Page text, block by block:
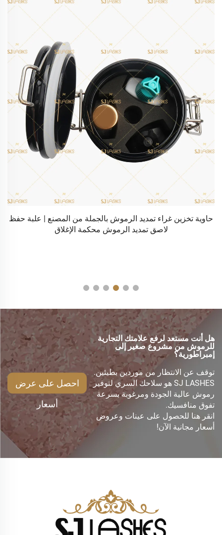
حاوية تخزين غراء تمديد الرموش بالجملة من المصنع | علبة حفظ
لاصق تمديد الرموش محكمة الإغلاق
هل أنت مستعد لرفع علامتك التجارية
للرموش من مشروع صغير إلى
إمبراطورية؟
توقف عن الانتظار من موردين بطيئين.
SJ LASHES هو سلاحك السري لتوفير
رموش عالية الجودة ومرغوبة بسرعة
تفوق منافسيك.
انقر هنا للحصول على عينات وعروض
أسعار مجانية الآن!
احصل على عرض
أسعار